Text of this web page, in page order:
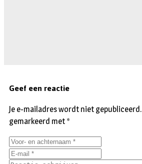
Geef een reactie
Je e-mailadres wordt niet gepubliceerd.
gemarkeerd met *